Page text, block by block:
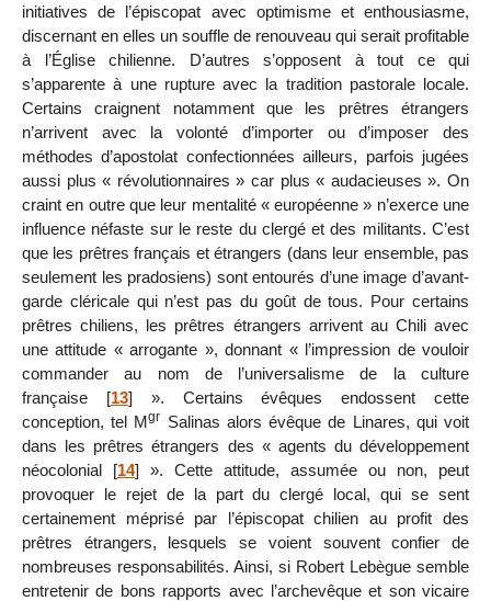
initiatives de l’épiscopat avec optimisme et enthousiasme,
discernant en elles un souffle de renouveau qui serait profitable
à l’Église chilienne. D’autres s’opposent à tout ce qui
s’apparente à une rupture avec la tradition pastorale locale.
Certains craignent notamment que les prêtres étrangers
n’arrivent avec la volonté d’importer ou d’imposer des
méthodes d’apostolat confectionnées ailleurs, parfois jugées
aussi plus « révolutionnaires » car plus « audacieuses ». On
craint en outre que leur mentalité « européenne » n’exerce une
influence néfaste sur le reste du clergé et des militants. C’est
que les prêtres français et étrangers (dans leur ensemble, pas
seulement les pradosiens) sont entourés d’une image d’avant-
garde cléricale qui n’est pas du goût de tous. Pour certains
prêtres chiliens, les prêtres étrangers arrivent au Chili avec
une attitude « arrogante », donnant « l’impression de vouloir
commander au nom de l’universalisme de la culture
française [13] ». Certains évêques endossent cette
conception, tel Mgr Salinas alors évêque de Linares, qui voit
dans les prêtres étrangers des « agents du développement
néocolonial [14] ». Cette attitude, assumée ou non, peut
provoquer le rejet de la part du clergé local, qui se sent
certainement méprisé par l’épiscopat chilien au profit des
prêtres étrangers, lesquels se voient souvent confier de
nombreuses responsabilités. Ainsi, si Robert Lebègue semble
entretenir de bons rapports avec l’archevêque et son vicaire